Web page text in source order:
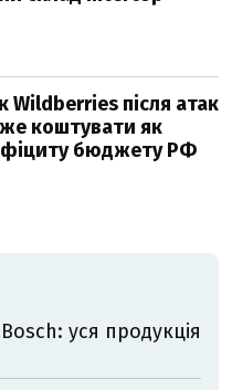
Wildberries після атак
коштувати як
бюджету РФ
уся продукція